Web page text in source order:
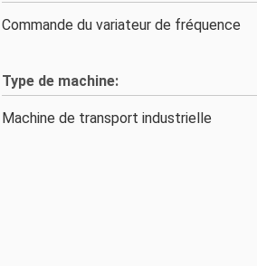
Commande du variateur de fréquence
Type de machine:
Machine de transport industrielle